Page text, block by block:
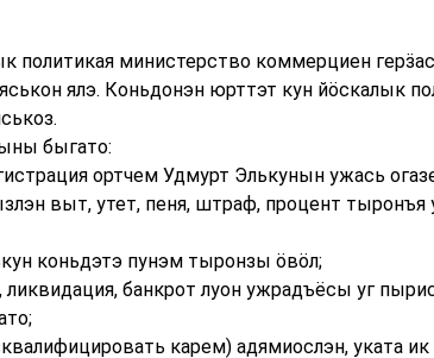
политикая министерство коммерциен
ялэ. Коньдонэн юрттэт кун йӧскалык
быгато:
ортчем Удмурт Элькунын ужась
выт, утет, пеня, штраф, процент
коньдэтэ пунэм тыронзы ӧвӧл;
ликвидация, банкрот луон ужрадъёсы уг
карем) адямиослэн, уката